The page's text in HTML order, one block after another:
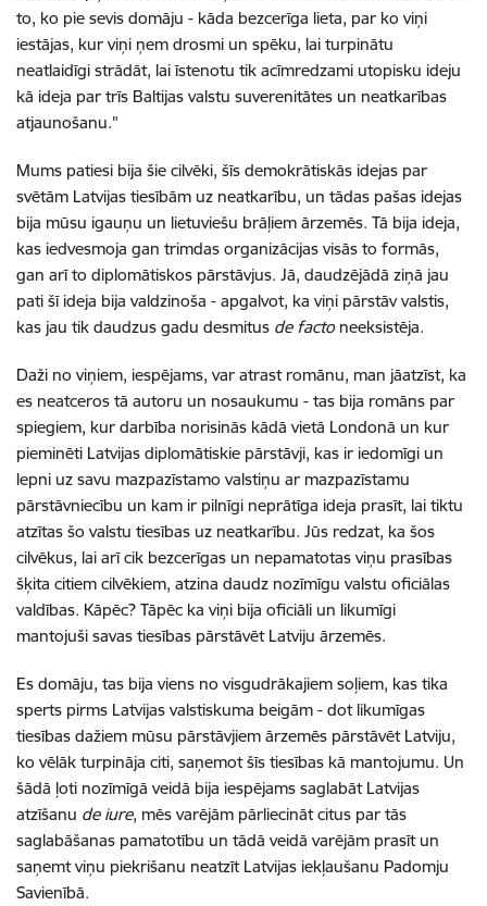
to, ko pie sevis domāju - kāda bezcerīga lieta, par ko viņi
iestājas, kur viņi ņem drosmi un spēku, lai turpinātu
neatlaidīgi strādāt, lai īstenotu tik acīmredzami utopisku ideju
kā ideja par trīs Baltijas valstu suverenitātes un neatkarības
atjaunošanu."
Mums patiesi bija šie cilvēki, šīs demokrātiskās idejas par
svētām Latvijas tiesībām uz neatkarību, un tādas pašas idejas
bija mūsu igauņu un lietuviešu brāļiem ārzemēs. Tā bija ideja,
kas iedvesmoja gan trimdas organizācijas visās to formās,
gan arī to diplomātiskos pārstāvjus. Jā, daudzējādā ziņā jau
pati šī ideja bija valdzinoša - apgalvot, ka viņi pārstāv valstis,
kas jau tik daudzus gadu desmitus de factoneeksistēja.
Daži no viņiem, iespējams, var atrast romānu, man jāatzīst, ka
es neatceros tā autoru un nosaukumu - tas bija romāns par
spiegiem, kur darbība norisinās kādā vietā Londonā un kur
pieminēti Latvijas diplomātiskie pārstāvji, kas ir iedomīgi un
lepni uz savu mazpazīstamo valstiņu ar mazpazīstamu
pārstāvniecību un kam ir pilnīgi neprātīga ideja prasīt, lai tiktu
atzītas šo valstu tiesības uz neatkarību. Jūs redzat, ka šos
cilvēkus, lai arī cik bezcerīgas un nepamatotas viņu prasības
šķita citiem cilvēkiem, atzina daudz nozīmīgu valstu oficiālas
valdības. Kāpēc? Tāpēc ka viņi bija oficiāli un likumīgi
mantojuši savas tiesības pārstāvēt Latviju ārzemēs.
Es domāju, tas bija viens no visgudrākajiem soļiem, kas tika
sperts pirms Latvijas valstiskuma beigām - dot likumīgas
tiesības dažiem mūsu pārstāvjiem ārzemēs pārstāvēt Latviju,
ko vēlāk turpināja citi, saņemot šīs tiesības kā mantojumu. Un
šādā ļoti nozīmīgā veidā bija iespējams saglabāt Latvijas
atzīšanu de iure, mēs varējām pārliecināt citus par tās
saglabāšanas pamatotību un tādā veidā varējām prasīt un
saņemt viņu piekrišanu neatzīt Latvijas iekļaušanu Padomju
Savienībā.